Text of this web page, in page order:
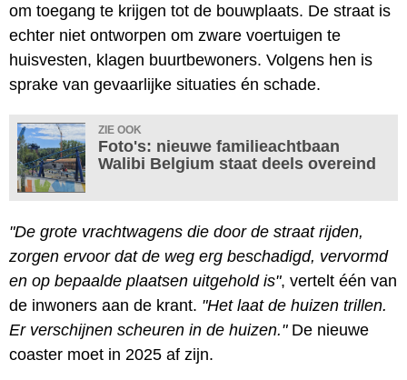
om toegang te krijgen tot de bouwplaats. De straat is
echter niet ontworpen om zware voertuigen te
huisvesten, klagen buurtbewoners. Volgens hen is
sprake van gevaarlijke situaties én schade.
ZIE OOK
Foto's: nieuwe familieachtbaan
Walibi Belgium staat deels overeind
"De grote vrachtwagens die door de straat rijden,
zorgen ervoor dat de weg erg beschadigd, vervormd
en op bepaalde plaatsen uitgehold is", vertelt één van
de inwoners aan de krant. "Het laat de huizen trillen.
Er verschijnen scheuren in de huizen."De nieuwe
coaster moet in 2025 af zijn.